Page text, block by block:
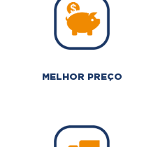
MELHOR PREÇO